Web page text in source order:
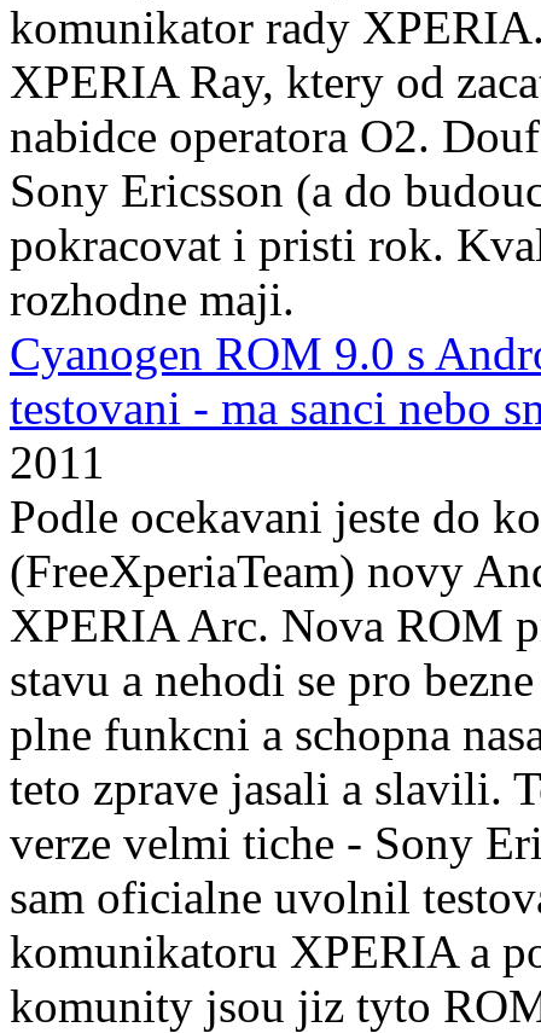
komunikator rady
XPERIA Ray, ktery od
nabidce operatora O2.
Sony Ericsson (a do
pokracovat i pristi rok.
rozhodne maji.
Cyanogen ROM 9.0 s
testovani - ma sanci nebo
2011
Podle ocekavani jeste do
(FreeXperiaTeam) novy
XPERIA Arc. Nova ROM
stavu a nehodi se pro
plne funkcni a schopna
teto zprave jasali a slavili.
verze velmi tiche - Sony
sam oficialne uvolnil
komunikatoru XPERIA a
komunity jsou jiz tyto